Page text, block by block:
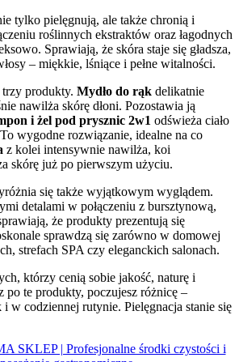
tylko pielęgnują, ale także chronią i
roślinnych ekstraktów oraz łagodnych
Sprawiają, że skóra staje się gładsza,
– miękkie, lśniące i pełne witalności.
trzy produkty. Mydło do rąk delikatnie
nawilża skórę dłoni. Pozostawia ją
i żel pod prysznic 2w1 odświeża ciało
wygodne rozwiązanie, idealne na co
z kolei intensywnie nawilża, koi
skórę już po pierwszym użyciu.
się także wyjątkowym wyglądem.
detalami w połączeniu z bursztynową,
że produkty prezentują się
sprawdzą się zarówno w domowej
strefach SPA czy eleganckich salonach.
którzy cenią sobie jakość, naturę i
po te produkty, poczujesz różnicę –
w codziennej rutynie. Pielęgnacja stanie się
SKLEP | Profesjonalne środki czystości i